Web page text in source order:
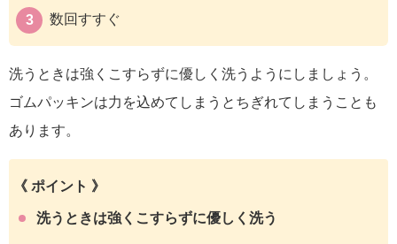
数回すすぐ
洗うときは強くこすらずに優しく洗う ようにしましょう。
ゴムパッキンは力を込めてしまうとちぎれてしまうことも
あります。
《 ポイント 》
洗うときは強くこすらずに優しく洗う